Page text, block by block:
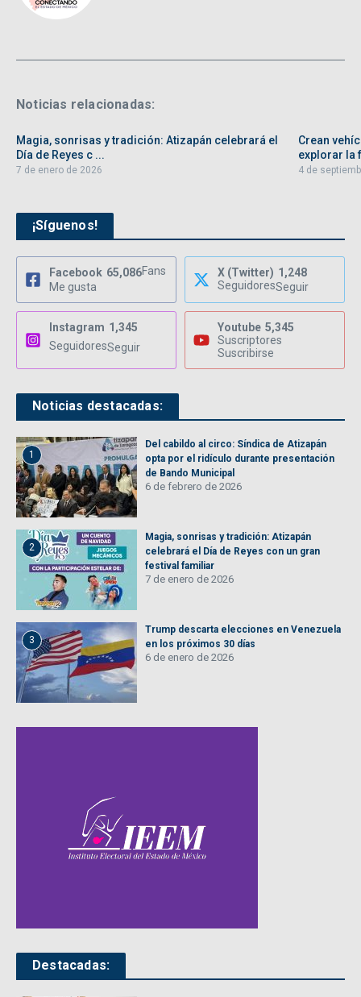
Noticias relacionadas:
Magia, sonrisas y tradición: Atizapán celebrará el
Día de Reyes c ...
7 de enero de 2026
Crean
explorar la
4 de
¡Síguenos!
Facebook 65,086Fans
Me gusta
X (Twitter) 1,248
SeguidoresSeguir
Instagram 1,345
SeguidoresSeguir
Youtube 5,345
Suscriptores
Suscribirse
Noticias destacadas:
1
Del cabildo al circo: Síndica de Atizapán
opta por el ridículo durante presentación
de Bando Municipal
6 de febrero de 2026
2
Magia, sonrisas y tradición: Atizapán
celebrará el Día de Reyes con un gran
festival familiar
7 de enero de 2026
3
Trump descarta elecciones en Venezuela
en los próximos 30 días
6 de enero de 2026
Destacadas: